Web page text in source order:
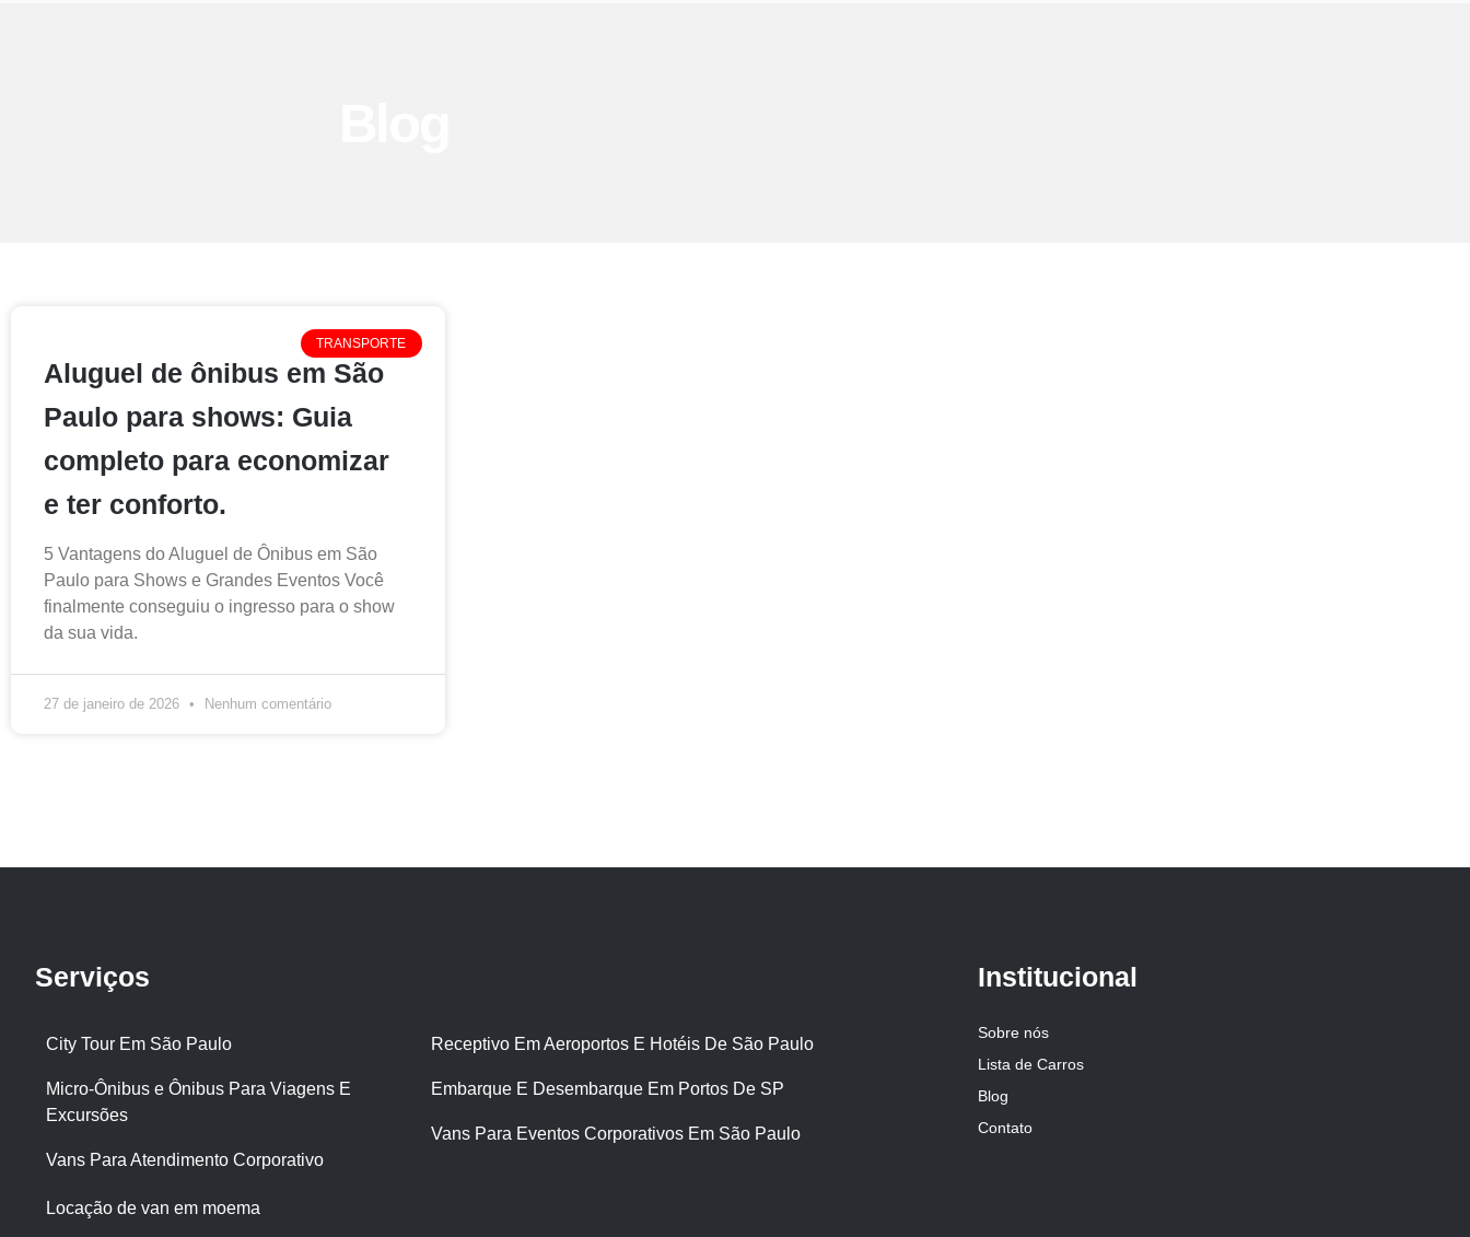
TRANSPORTE
Aluguel de ônibus em São
Paulo para shows: Guia
completo para economizar
e ter conforto.
5 Vantagens do Aluguel de Ônibus em São
Paulo para Shows e Grandes Eventos Você
finalmente conseguiu o ingresso para o show
da sua vida.
27 de janeiro de 2026 Nenhum comentário
Serviços
City Tour Em São Paulo
Micro-Ônibus e Ônibus Para Viagens E
Excursões
Vans Para Atendimento Corporativo
Receptivo Em Aeroportos E Hotéis De São Paulo
Embarque E Desembarque Em Portos De SP
Vans Para Eventos Corporativos Em São Paulo
Locação de van em moema
Institucional
Sobre nós
Lista de Carros
Blog
Contato